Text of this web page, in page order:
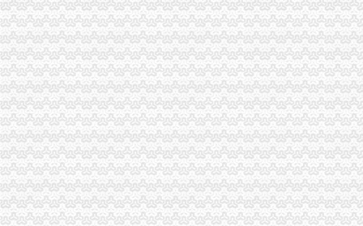
重庆公安交通管理信息网
【自贡财务/审计/税务招聘网|2017年自贡财务/审计/税务招聘信息】-自
资本交易税务管理指南及案例分析【全本_书评_在线阅读】-当当读书-
国税地税深度融合大厅办税更方便-永川新闻-永川网
办理南岸区茶园新区长生桥工商注册/税务代账/注销省心省钱_重庆会计
【代理大兴区公司注销公司注销办理流程及时间】-律咨询-北京赶集网
2015年第34号公告：审计署移送至2015年11月已处理的29起违违纪
深圳嘉会计师事务所&深圳市嘉信瑞税务师事务所
代理税票-GZFAP的日志OnlyLady女人志
【税务申报咨询_税务申报代理_税务申报代办】-赶集网
【自贡财务/审计/税务招聘网|2017年自贡财务/审计/税务招聘信息】-自
【南京税务代理记账_税务代理记账公司_工商注册税务代理记账】-南
安徽安庆刑事辩护律师何承国||伪造劳动合同等申报材料骗取国家补助